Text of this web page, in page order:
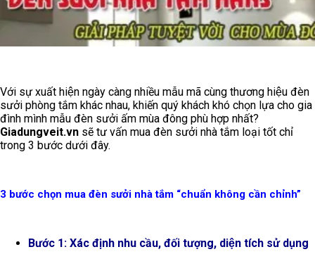
Với sự xuất hiện ngày càng nhiều mẫu mã cùng thương hiệu đèn
sưởi phòng tắm khác nhau, khiến quý khách khó chọn lựa cho gia
đình mình mẫu đèn sưởi ấm mùa đông phù hợp nhất?
Giadungveit.vn sẽ tư vấn mua đèn sưởi nhà tắm loại tốt chỉ
trong 3 bước dưới đây.
3 bước chọn mua đèn sưởi nhà tắm “chuẩn không cần chỉnh”
Bước 1: Xác định nhu cầu, đối tượng, diện tích sử dụng